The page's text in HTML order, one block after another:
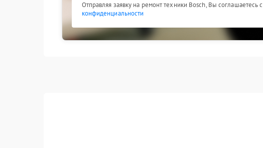
Отправляя заявку на ремонт техники Bosch, Вы соглашаетесь с
конфиденциальности